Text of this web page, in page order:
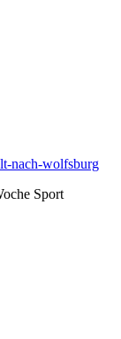
nach-wolfsburg
Sport